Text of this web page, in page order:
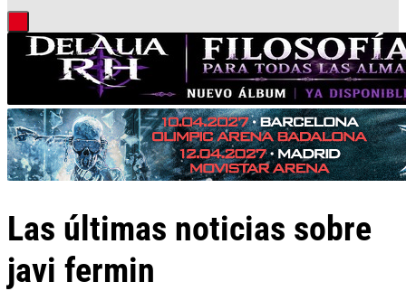
Las últimas noticias sobre
javi fermin